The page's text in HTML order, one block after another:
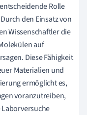
Rolle
den Einsatz von
Wissenschaftler die
auf
Diese Fähigkeit
Materialien und
ermöglicht es,
voranzutreiben,